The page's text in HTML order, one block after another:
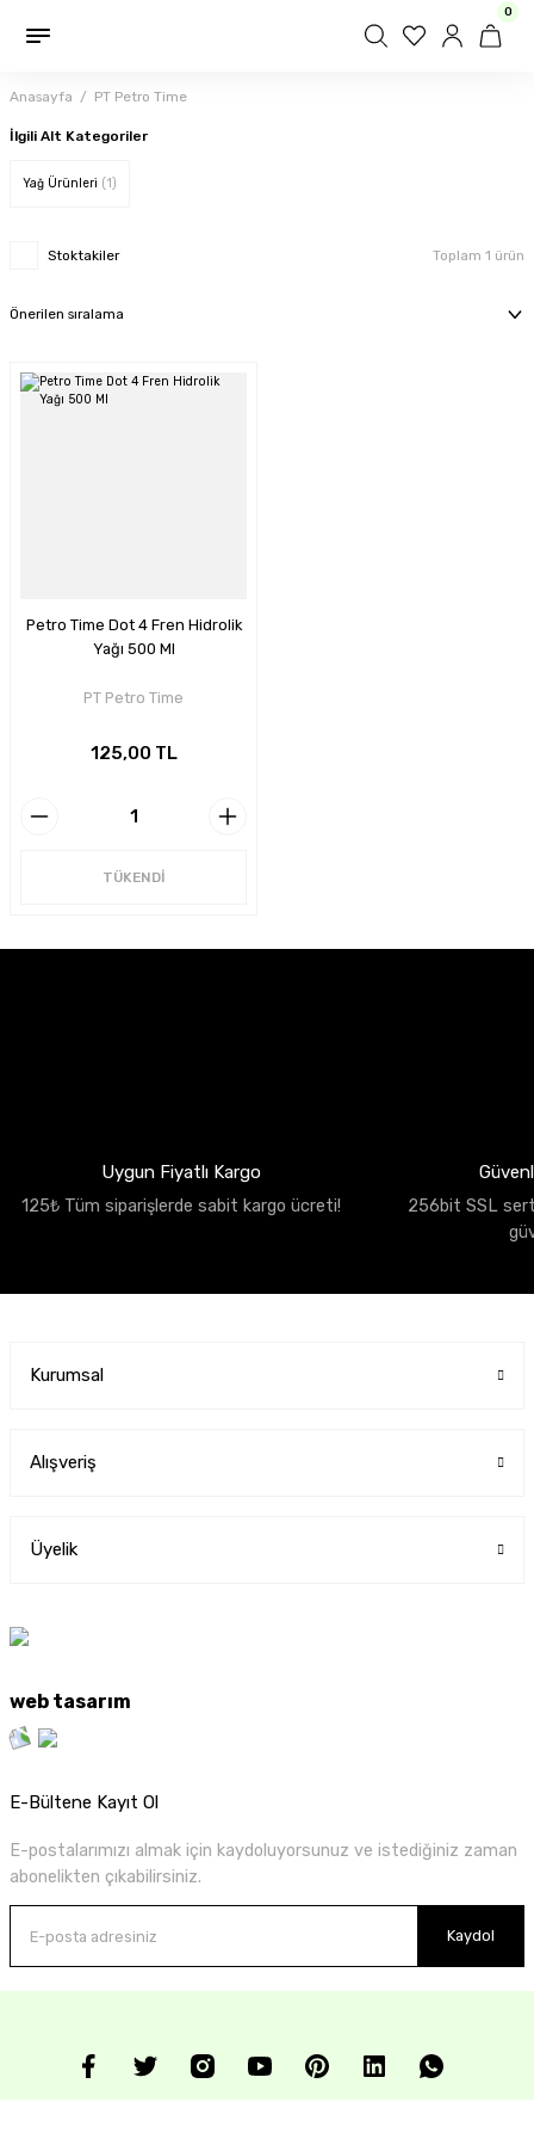
0
Anasayfa PT Petro Time
İlgili Alt Kategoriler
Yağ Ürünleri (1)
Stoktakiler Toplam 1 ürün
Petro Time Dot 4 Fren Hidrolik
Yağı 500 Ml
PT Petro Time
125,00 TL
TÜKENDİ
Uygun Fiyatlı Kargo
125₺ Tüm siparişlerde sabit kargo ücreti!
256bit SSL
Kurumsal
Alışveriş
Üyelik
web tasarım
E-Bültene Kayıt Ol
E-postalarımızı almak için kaydoluyorsunuz ve istediğiniz zaman
abonelikten çıkabilirsiniz.
Kaydol